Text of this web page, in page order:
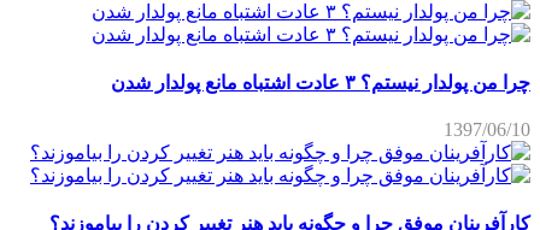
چرا من پولدار نیستم؟ ۳ عادت اشتباه مانع پولدار شدن
1397/06/10
کارآفرینان موفق چرا و چگونه باید هنر تغییر کردن را بیاموزند؟